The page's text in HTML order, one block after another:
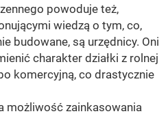
powoduje też,
wiedzą o tym, co,
budowane, są urzędnicy. Oni
charakter działki z rolnej
komercyjną, co drastycznie
możliwość zainkasowania